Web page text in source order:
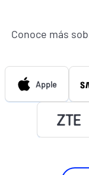
Conoce más
Apple